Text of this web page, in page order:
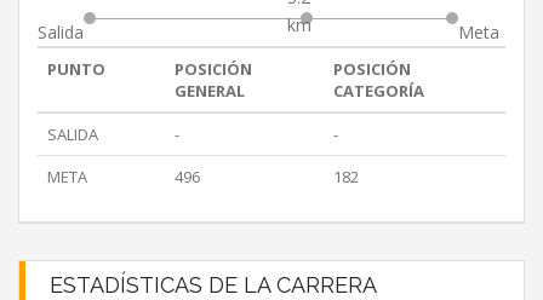
Salida
km
Meta
PUNTO
POSICIÓN
GENERAL
POSICIÓN
CATEGORÍA
SALIDA
-
-
META
496 182
ESTADÍSTICAS DE LA CARRERA